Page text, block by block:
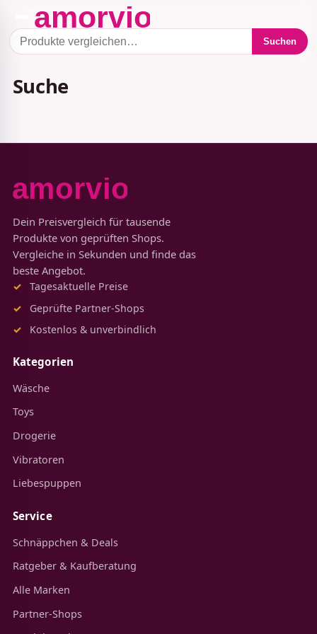
Suchen
Suche
Dein Preisvergleich für tausende
Produkte von geprüften Shops.
Vergleiche in Sekunden und finde das
beste Angebot.
Tagesaktuelle Preise
Geprüfte Partner-Shops
Kostenlos & unverbindlich
Kategorien
Wäsche
Toys
Drogerie
Vibratoren
Liebespuppen
Service
Schnäppchen & Deals
Ratgeber & Kaufberatung
Alle Marken
Partner-Shops